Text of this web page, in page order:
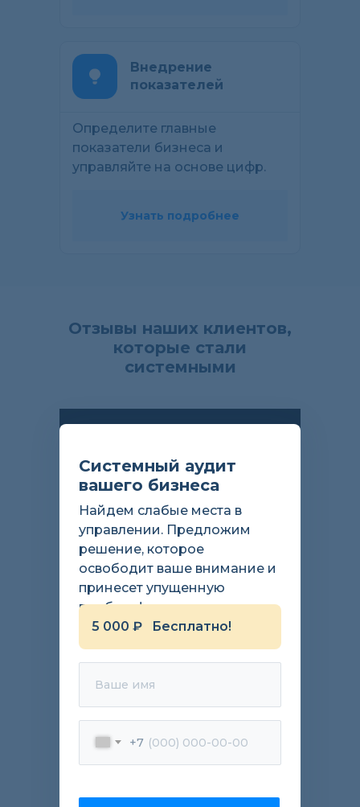
Внедрение
показателей
Определите главные
показатели бизнеса и
управляйте на основе цифр.
Узнать подробнее
Отзывы наших клиентов,
которые стали
системными
Антон Лесков
«Это такая система, в которой
рутина выполняется сама собой.»
Системный аудит
вашего бизнеса
Найдем слабые места в
управлении. Предложим
решение, которое
освободит ваше внимание и
принесет упущенную
прибыль!
5 000 ₽ Бесплатно!
Ваше имя
+7